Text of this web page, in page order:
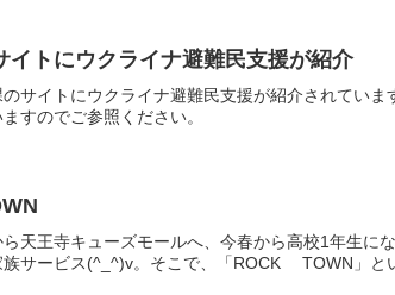
イトにウクライナ避難民支援が紹介
サイトにウクライナ避難民支援が紹介されてい
すのでご参照ください。
天王寺キューズモールへ、今春から高校1年生に
族サービス(^_^)v。そこで、「ROCK TOWN」と